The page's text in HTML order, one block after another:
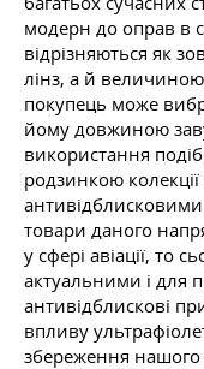
модерн до оправ в
відрізняються як
лінз, а й
покупець може
йому довжиною
використання
родзинкою
товари даного
у сфері авіації, то
актуальними і для
антивідблискові
впливу
збереження нашого